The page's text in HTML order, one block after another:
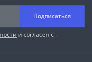
Подписаться
и согласен с